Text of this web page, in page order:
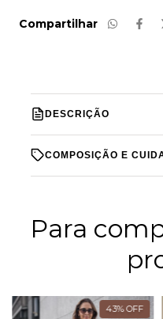
Compartilhar
DESCRIÇÃO
COMPOSIÇÃO E
Para
43%OFF